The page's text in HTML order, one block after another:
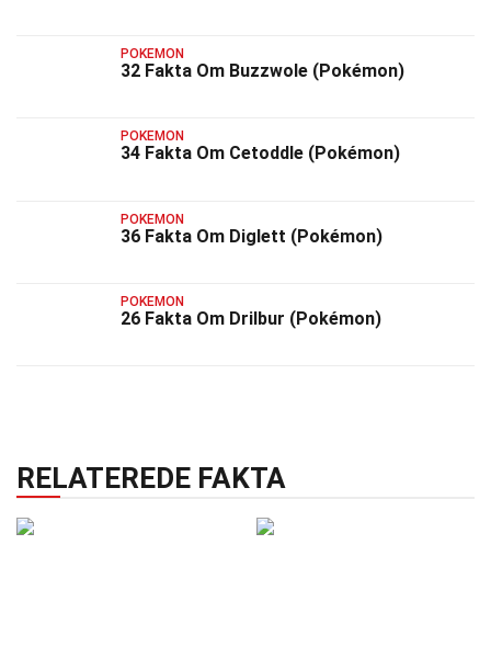
POKEMON
32 Fakta Om Buzzwole (Pokémon)
POKEMON
34 Fakta Om Cetoddle (Pokémon)
POKEMON
36 Fakta Om Diglett (Pokémon)
POKEMON
26 Fakta Om Drilbur (Pokémon)
RELATEREDE FAKTA